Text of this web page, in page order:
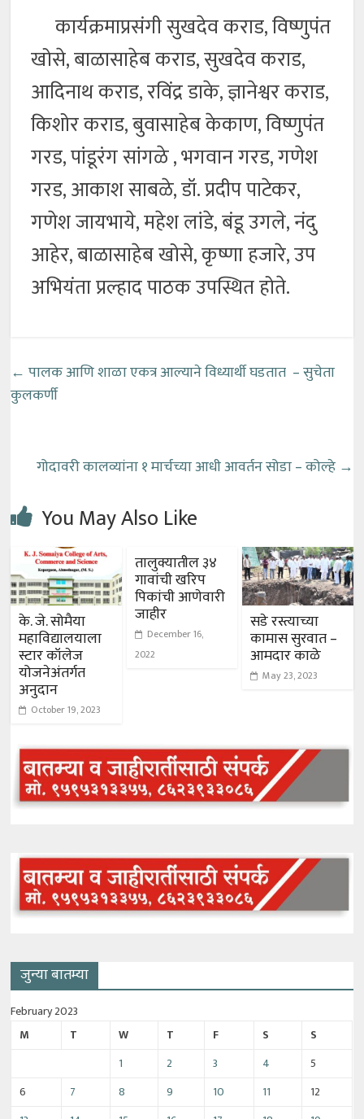
कार्यक्रमाप्रसंगी सुखदेव कराड, विष्णुपंत
खोसे, बाळासाहेब कराड, सुखदेव कराड,
आदिनाथ कराड, रविंद्र डाके, ज्ञानेश्वर कराड,
किशोर कराड, बुवासाहेब केकाण, विष्णुपंत
गरड, पांडूरंग सांगळे , भगवान गरड, गणेश
गरड, आकाश साबळे, डॉ. प्रदीप पाटेकर,
गणेश जायभाये, महेश लांडे, बंडू उगले, नंदु
आहेर, बाळासाहेब खोसे, कृष्णा हजारे, उप
अभियंता प्रल्हाद पाठक उपस्थित होते.
← पालक आणि शाळा एकत्र आल्याने विध्यार्थी घडतात – सुचेता
कुलकर्णी
गोदावरी कालव्यांना १ मार्चच्या आधी आवर्तन सोडा – कोल्हे →
You May Also Like
के. जे. सोमैया
महाविद्यालयाला
स्टार कॉलेज
योजनेअंतर्गत
अनुदान
October 19, 2023
तालुक्यातील ३४
गावांची खरिप
पिकांची आणेवारी
जाहीर
December 16,
2022
सडे रस्त्याच्या
कामास सुरवात –
आमदार काळे
May 23, 2023
जुन्या बातम्या
February 2023
M
T W T F S
S
1
2 3 4
5
6
7 8 9 10 11
12